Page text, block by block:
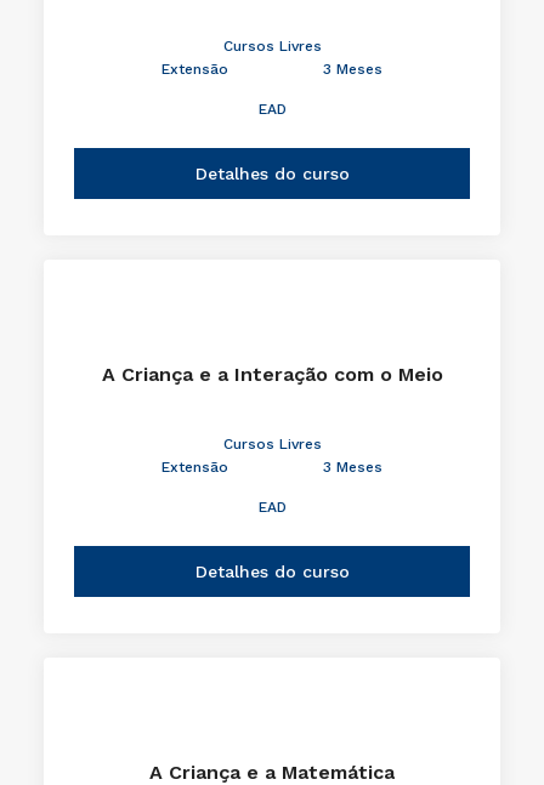
Cursos Livres
Extensão
3 Meses
EAD
Detalhes do curso
A Criança e a Interação com o Meio
Cursos Livres
Extensão
3 Meses
EAD
Detalhes do curso
A Criança e a Matemática